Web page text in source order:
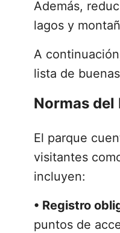
Además,
lagos y
A
lista de
Normas del
El parque
visitantes
incluyen:
• Registro
puntos de